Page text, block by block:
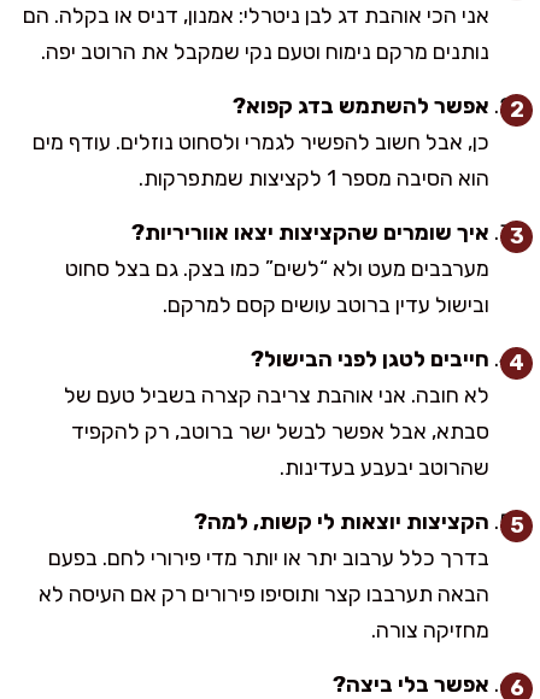
אני הכי אוהבת דג לבן ניטרלי: אמנון, דניס או בקלה. הם
נותנים מרקם נימוח וטעם נקי שמקבל את הרוטב יפה.
אפשר להשתמש בדג קפוא?
כן, אבל חשוב להפשיר לגמרי ולסחוט נוזלים. עודף מים
הוא הסיבה מספר 1 לקציצות שמתפרקות.
איך שומרים שהקציצות יצאו אווריריות?
מערבבים מעט ולא “לשים” כמו בצק. גם בצל סחוט
ובישול עדין ברוטב עושים קסם למרקם.
חייבים לטגן לפני הבישול?
לא חובה. אני אוהבת צריבה קצרה בשביל טעם של
סבתא, אבל אפשר לבשל ישר ברוטב, רק להקפיד
שהרוטב יבעבע בעדינות.
הקציצות יוצאות לי קשות, למה?
בדרך כלל ערבוב יתר או יותר מדי פירורי לחם. בפעם
הבאה תערבבו קצר ותוסיפו פירורים רק אם העיסה לא
מחזיקה צורה.
אפשר בלי ביצה?